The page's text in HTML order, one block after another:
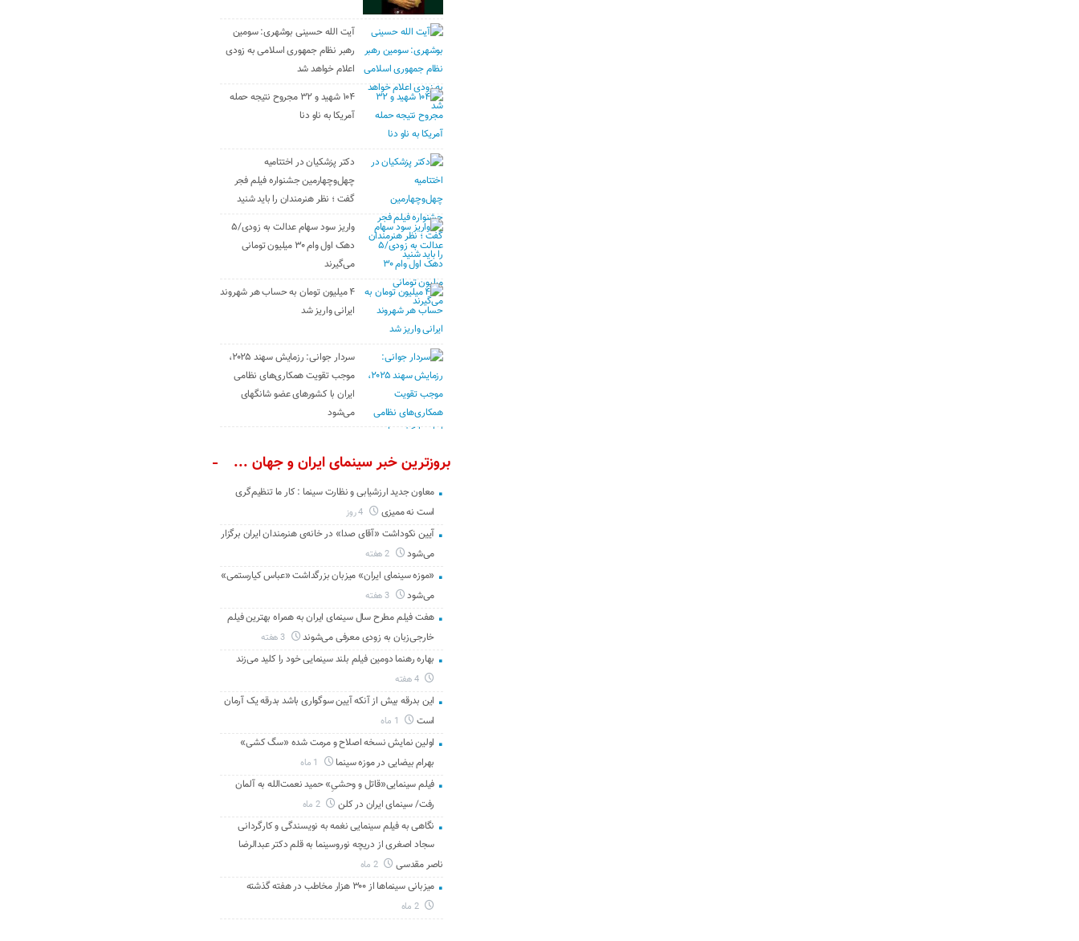
آیت الله حسینی بوشهری: سومین
رهبر نظام جمهوری اسلامی به زودی
اعلام خواهد شد
۱۰۴ شهید و ۳۲ مجروح نتیجه حمله
آمریکا به ناو دنا
دکتر پزشکیان در اختتامیه
چهل‌وچهارمین جشنواره فیلم فجر
گفت ؛ نظر هنرمندان را باید شنید
واریز سود سهام عدالت به زودی/۵
دهک اول وام ۳۰ میلیون تومانی
می‌گیرند
۴ میلیون تومان به حساب هر شهروند
ایرانی واریز شد
سردار جوانی: رزمایش سهند ۲۰۲۵،
موجب تقویت همکاری‌های نظامی
ایران با کشور‌های عضو شانگهای
می‌شود
بروزترین خبر سینمای ایران و جهان ...
معاون جدید ارزشیابی و نظارت سینما : کار ما تنظیم‌گری
است نه ممیزی
آیین نکوداشت «آقای صدا» در خانه‌ی هنرمندان ایران برگزار
می‌شود
2 هفته
«موزه سینمای ایران» میزبان بزرگداشت «عباس کیارستمی»
می‌شود
3 هفته
هفت فیلم مطرح سال سینمای ایران به همراه بهترین فیلم
خارجی‌زبان به زودی معرفی می‌شوند
3 هفته
بهاره رهنما دومین فیلم بلند سینمایی خود را کلید می‌زند
4 هفته
این بدرقه بیش از آنکه آیین سوگواری باشد بدرقه یک آرمان
است
اولین نمایش نسخه اصلاح و مرمت شده «سگ کشی»
بهرام بیضایی در موزه سینما
فیلم سینمایی«قاتل و وحشیِ» حمید نعمت‌الله به آلمان
رفت/ سینمای ایران در کلن
2 ماه
نگاهی به فیلم سینمایی نغمه به نویسندگی و کارگردانی
سجاد اصغری از دریچه نوروسینما به قلم دکتر عبدالرضا
ناصر مقدسی
2 ماه
میزبانی سینماها از ۳۰۰ هزار مخاطب در هفته گذشته
2 ماه